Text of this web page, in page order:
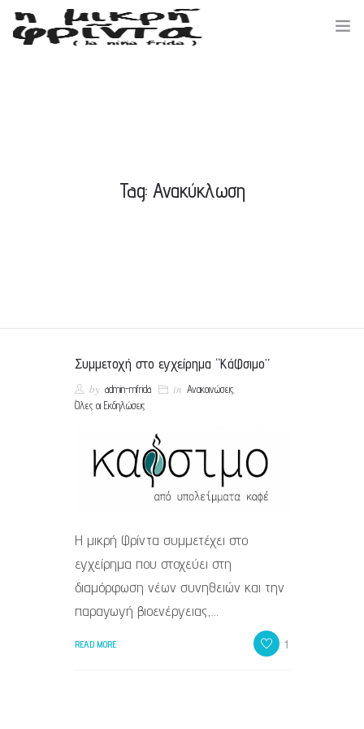
Tag: Ανακύκλωση
Συμμετοχή στο εγχείρημα “ΚάΦσιμο”
by admin-mfrida in Ανακοινώσεις,
Όλες οι Εκδηλώσεις
Η μικρή Φρίντα συμμετέχει στο
εγχείρημα που στοχεύει στη
διαμόρφωση νέων συνηθειών και την
παραγωγή βιοενέργειας,…
READ MORE 1